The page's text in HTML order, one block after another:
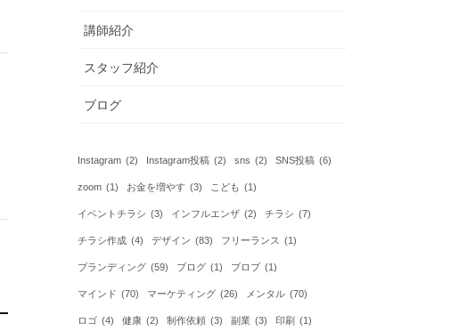
講師紹介
スタッフ紹介
ブログ
Instagram (2) Instagram投稿 (2) sns (2) SNS投稿 (6)
zoom (1) お金を増やす (3) こども (1)
イベントチラシ (3) インフルエンザ (2) チラシ (7)
チラシ作成 (4) デザイン (83) フリーランス (1)
ブランディング (59) ブログ (1) ブロブ (1)
マインド (70) マーケティング (26) メンタル (70)
ロゴ (4) 健康 (2) 制作依頼 (3) 副業 (3) 印刷 (1)